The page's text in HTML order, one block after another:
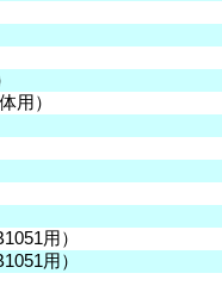
用 ）
用 ）
用）